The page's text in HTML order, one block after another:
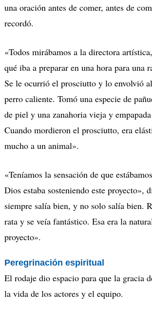
una oración antes de comer, antes de
recordó.
«Todos mirábamos a la directora
qué iba a preparar en una hora para una
Se le ocurrió el prosciutto y lo envolvió
perro caliente. Tomó una especie de
de piel y una zanahoria vieja y
Cuando mordieron el prosciutto, era
mucho a un animal».
«Teníamos la sensación de que
Dios estaba sosteniendo este proyecto»,
siempre salía bien, y no solo salía bien.
rata y se veía fantástico. Esa era la
proyecto».
Peregrinación espiritual
El rodaje dio espacio para que la gracia
la vida de los actores y el equipo.